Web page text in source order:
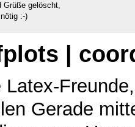
Grüße gelöscht,
:-)
|
Latex-
Gerade